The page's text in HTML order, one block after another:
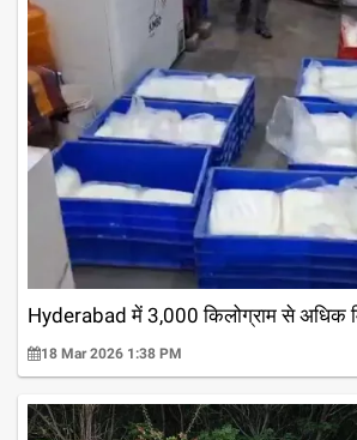
Hyderabad में 3,000 किलोग्राम से अधिक
18 Mar 2026 1:38 PM